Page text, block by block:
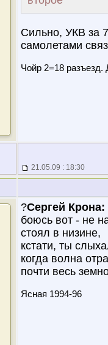
Сильно, УКВ за
самолетами
Чойр 2=18
21.05.09 : 18:30
?Сергей Крона:
боюсь вот - не
стоял в низине,
кстати, ты
когда волна
почти весь
Ясная 1994-96